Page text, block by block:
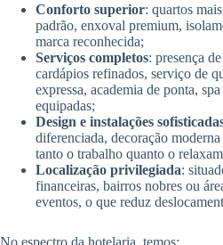
Conforto superior: quartos
padrão, enxoval premium,
marca reconhecida;
Serviços completos: presença
cardápios refinados, serviço de
expressa, academia de ponta,
equipadas;
Design e instalações
diferenciada, decoração
tanto o trabalho quanto o
Localização privilegiada:
financeiras, bairros nobres ou
eventos, o que reduz
No espectro da hotelaria, temos: